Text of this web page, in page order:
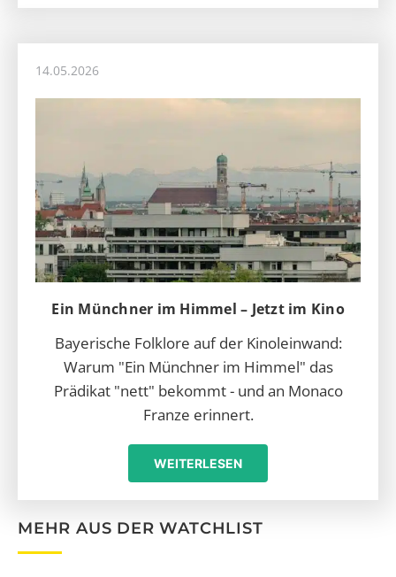
14.05.2026
Ein Münchner im Himmel – Jetzt im Kino
Bayerische Folklore auf der Kinoleinwand:
Warum "Ein Münchner im Himmel" das
Prädikat "nett" bekommt - und an Monaco
Franze erinnert.
WEITERLESEN
MEHR AUS DER WATCHLIST